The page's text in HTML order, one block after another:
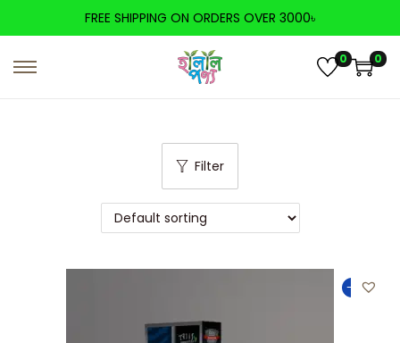
FREE SHIPPING ON ORDERS OVER 3000৳
0 0
Filter
-33%